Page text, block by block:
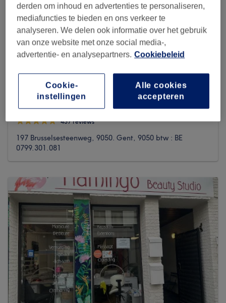
Goldhair you & me
437 reviews
197 Brusselsesteenweg, 9050. Gent, 9050 btw : BE
0799.301.081
derden om inhoud en advertenties te personaliseren,
mediafuncties te bieden en ons verkeer te
analyseren. We delen ook informatie over het gebruik
van onze website met onze social media-,
advertentie- en analysepartners. Cookiebeleid
Alle cookies
accepteren
Cookie-
instellingen